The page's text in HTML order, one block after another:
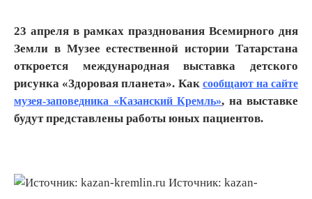
23 апреля в рамках празднования Всемирного дня
Земли в Музее естественной истории Татарстана
откроется международная выставка детского
рисунка «Здоровая планета». Как сообщают на сайте
музея-заповедника «Казанский Кремль», на выставке
будут представлены работы юных пациентов.
Источник: kazan-